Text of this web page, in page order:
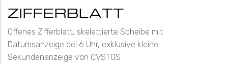
ZIFFERBLATT
Offenes Zifferblatt, skelettierte Scheibe mit
Datumsanzeige bei 6 Uhr, exklusive kleine
Sekundenanzeige von CVSTOS